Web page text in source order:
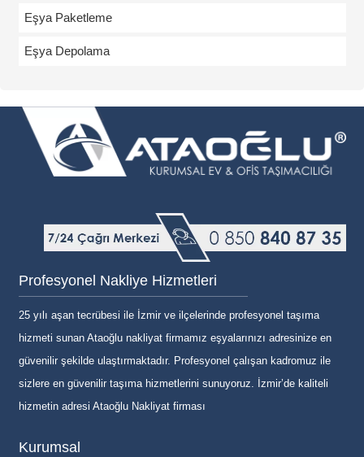
Eşya Paketleme
Eşya Depolama
Profesyonel Nakliye Hizmetleri
25 yılı aşan tecrübesi ile İzmir ve ilçelerinde profesyonel taşıma
hizmeti sunan Ataoğlu nakliyat firmamız eşyalarınızı adresinize en
güvenilir şekilde ulaştırmaktadır. Profesyonel çalışan kadromuz ile
sizlere en güvenilir taşıma hizmetlerini sunuyoruz. İzmir’de kaliteli
hizmetin adresi Ataoğlu Nakliyat firması
Kurumsal